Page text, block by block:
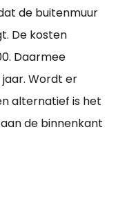
de buitenmuur
De kosten
Daarmee
Wordt er
alternatief is het
de binnenkant